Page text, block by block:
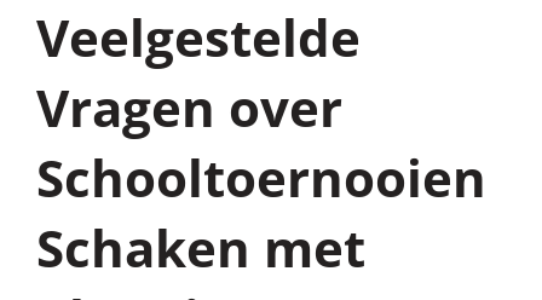
Veelgestelde
Vragen over
Schooltoernooien
Schaken met